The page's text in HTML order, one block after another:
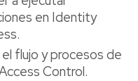
en Identity
el flujo y procesos de
Control.